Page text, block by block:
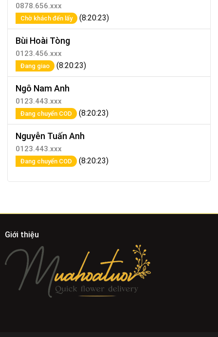
0878.656.xxx
Chờ khách đến lấy (8:20:23)
Bùi Hoài Tòng
0123.456.xxx
Đang giao (8:20:23)
Ngô Nam Anh
0123.443.xxx
Đang chuyển COD (8:20:23)
Nguyễn Tuấn Anh
0123.443.xxx
Đang chuyển COD (8:20:23)
Giới thiệu